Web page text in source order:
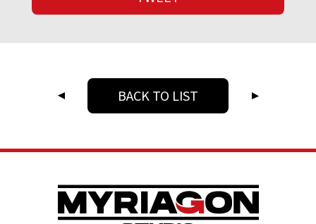
BACK TO LIST